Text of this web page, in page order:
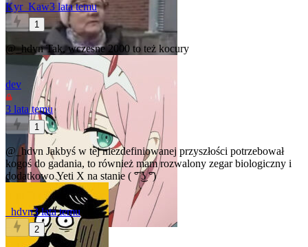
Kyr_Kaw3 lata temu
1
@_hdvnTak, wczesne 2000 to też kocury
dev
3 lata temu
1
@_hdvn Jakbyś w tej niezdefiniowanej przyszłości potrzebował
kogoś do gadania, to również mam rozwalony zegar biologiczny i
dodatkowo Yeti X na stanie ( ͡° ͜ʖ ͡°)
_hdvn3 lata temu
2